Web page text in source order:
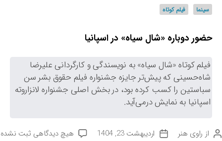
ر
ه‌
ا
سینما فیلم کوتاه
حضور دوباره «شال سیاه» در اسپانیا
فیلم کوتاه «شال سیاه» به نویسندگی و کارگردانی علیرضا
شاه‌حسینی که پیش‌تر جایزه جشنواره فیلم حقوق بشر سن
سباستین را کسب کرده بود، در بخش اصلی جشنواره لانزاروته
اسپانیا به نمایش درمی‌آید.
ن
از راوی هنر
ت
اردیبهشت 23, 1404 هیچ دیدگاهی بثبت نشده